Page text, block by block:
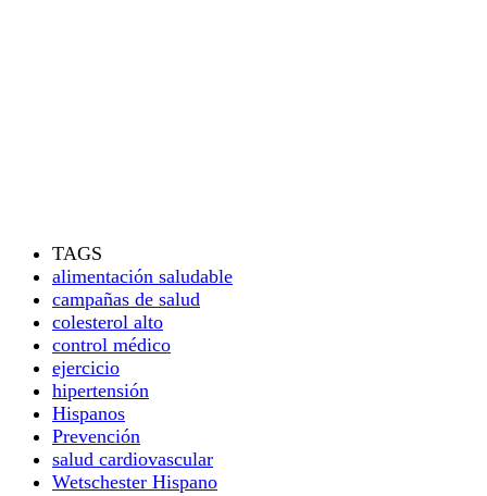
TAGS
alimentación saludable
campañas de salud
colesterol alto
control médico
ejercicio
hipertensión
Hispanos
Prevención
salud cardiovascular
Wetschester Hispano